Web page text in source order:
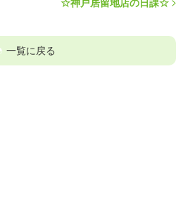
☆神戸居留地店の日課☆
一覧に戻る